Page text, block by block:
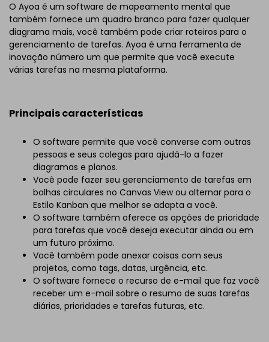
O Ayoa é um software de mapeamento mental que
também fornece um quadro branco para fazer qualquer
diagrama mais, você também pode criar roteiros para o
gerenciamento de tarefas. Ayoa é uma ferramenta de
inovação número um que permite que você execute
várias tarefas na mesma plataforma.
Principais características
O software permite que você converse com outras
pessoas e seus colegas para ajudá-lo a fazer
diagramas e planos.
Você pode fazer seu gerenciamento de tarefas em
bolhas circulares no Canvas View ou alternar para o
Estilo Kanban que melhor se adapta a você.
O software também oferece as opções de prioridade
para tarefas que você deseja executar ainda ou em
um futuro próximo.
Você também pode anexar coisas com seus
projetos, como tags, datas, urgência, etc.
O software fornece o recurso de e-mail que faz você
receber um e-mail sobre o resumo de suas tarefas
diárias, prioridades e tarefas futuras, etc.